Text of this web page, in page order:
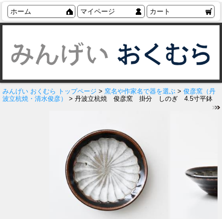
ホーム マイページ カート
みんげい おくむら トップページ > 窯名や作家名で器を選ぶ > 俊彦窯（丹
波立杭焼・清水俊彦）
> 丹波立杭焼 俊彦窯 掛分 しのぎ 4.5寸平鉢